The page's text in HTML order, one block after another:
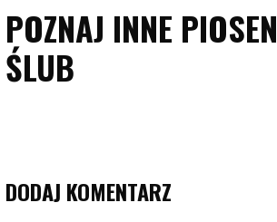
POZNAJ INNE
ŚLUB
DODAJ KOMENTARZ